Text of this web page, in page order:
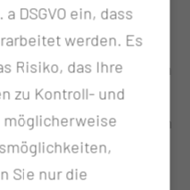
und Christian
der Cottbuser
einen
überreicht. In der
auch 3333,- Euro vom
Geld geht zur Hälfte an
und an die
DSGVO ein, dass
werden. Es
Risiko, das Ihre
zu Kontroll- und
möglicherweise
Sie nur die